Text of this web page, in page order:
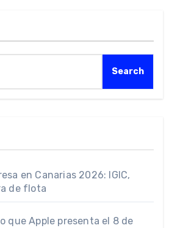
Search
en Canarias 2026: IGIC,
de flota
que Apple presenta el 8 de